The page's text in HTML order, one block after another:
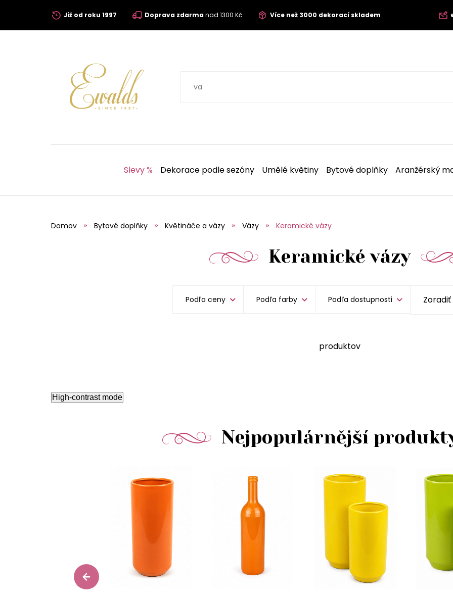
Již od roku 1997 Doprava zdarmanad 1300 Kč Více než 3000 dekorací skladem
Slevy % Dekorace podle sezóny Umělé květiny Bytové doplňky Aranžérský
Domov Bytové doplňky Květináče a vázy Vázy Keramické vázy
Keramické vázy
Podľa ceny Podľa farby Podľa dostupnosti
produktov
High-contrast mode
Nejpopulárnější